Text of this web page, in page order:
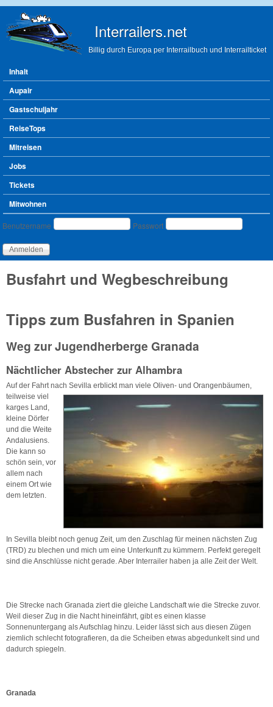
Interrailers.net
Billig durch Europa per Interrailbuch und Interrailticket
Hauptmenü
Inhalt
Aupair
Gastschuljahr
ReiseTops
Mitreisen
Jobs
Tickets
Mitwohnen
Benutzeranmeldung
Benutzername Passwort
Busfahrt und Wegbeschreibung
Tipps zum Busfahren in Spanien
Weg zur Jugendherberge Granada
Nächtlicher Abstecher zur Alhambra
Auf der Fahrt nach Sevilla erblickt man viele Oliven- und Orangenbäumen,
teilweise viel
karges Land,
kleine Dörfer
und die Weite
Andalusiens.
Die kann so
schön sein, vor
allem nach
einem Ort wie
dem letzten.
In Sevilla bleibt noch genug Zeit, um den Zuschlag für meinen nächsten Zug
(TRD) zu blechen und mich um eine Unterkunft zu kümmern. Perfekt geregelt
sind die Anschlüsse nicht gerade. Aber Interrailer haben ja alle Zeit der Welt.
Die Strecke nach Granada ziert die gleiche Landschaft wie die Strecke zuvor.
Weil dieser Zug in die Nacht hineinfährt, gibt es einen klasse
Sonnenuntergang als Aufschlag hinzu. Leider lässt sich aus diesen Zügen
ziemlich schlecht fotografieren, da die Scheiben etwas abgedunkelt sind und
dadurch spiegeln.
Granada